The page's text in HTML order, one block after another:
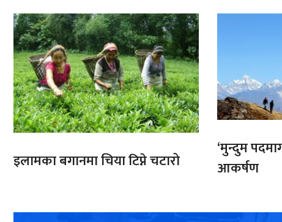
इलामका बगानमा चिया टिप्ने चटारो
‘मुन्दुम
आकर्षण